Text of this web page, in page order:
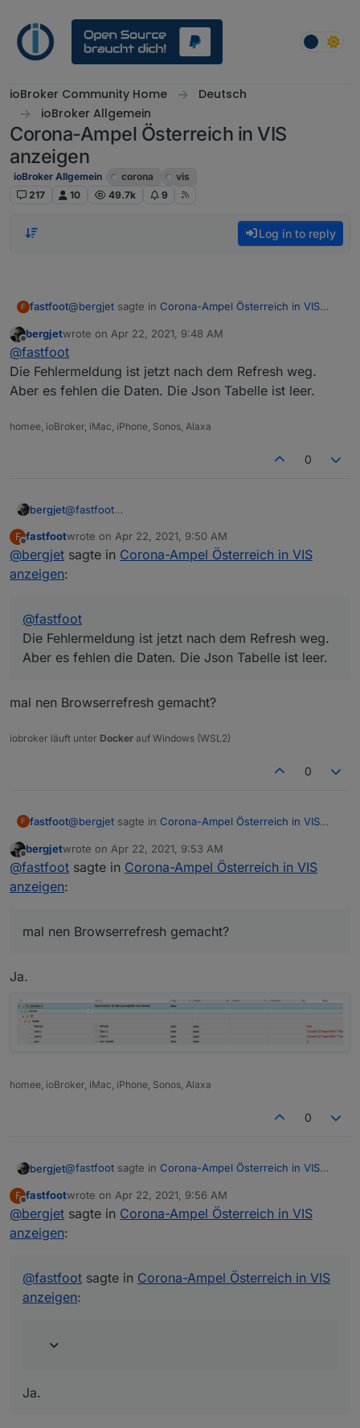
ioBroker Community Home
Deutsch
ioBroker Allgemein
Corona-Ampel Österreich in VIS
anzeigen
ioBroker Allgemein corona
vis
217
10 49.7k 9
Log in to reply
F fastfoot@bergjet sagte in Corona-Ampel Österreich in VIS
bekomme nun den Fehler
Die Datei fehlt, kannst du mit dem Refresh-Button neu
runterladen
Offline
bergjetwrote on Apr 22, 2021, 9:48 AM
last edited by
@fastfoot
Die Fehlermeldung ist jetzt nach dem Refresh weg.
Aber es fehlen die Daten. Die Json Tabelle ist leer.
homee, ioBroker, iMac, iPhone, Sonos, Alaxa
0
bergjet@fastfoot
Aber es fehlen die Daten. Die Json Tabelle ist leer.
F
Offline
fastfootwrote on Apr 22, 2021, 9:50 AM
last edited by
@bergjet sagte in Corona-Ampel Österreich in VIS
anzeigen:
@fastfoot
Die Fehlermeldung ist jetzt nach dem Refresh weg.
Aber es fehlen die Daten. Die Json Tabelle ist leer.
mal nen Browserrefresh gemacht?
iobroker läuft unter Docker auf Windows (WSL2)
0
F fastfoot@bergjet sagte in Corona-Ampel Österreich in VIS
@fastfoot
leer.
Offline
bergjetwrote on Apr 22, 2021, 9:53 AM
last edited by
@fastfoot sagte in Corona-Ampel Österreich in VIS
anzeigen:
mal nen Browserrefresh gemacht?
Ja.
homee, ioBroker, iMac, iPhone, Sonos, Alaxa
0
bergjet@fastfoot sagte in Corona-Ampel Österreich in VIS
mal nen Browserrefresh gemacht?
F
Offline
fastfootwrote on Apr 22, 2021, 9:56 AM
last edited by
@bergjet sagte in Corona-Ampel Österreich in VIS
anzeigen:
@fastfoot sagte in Corona-Ampel Österreich in VIS
anzeigen:
Ja.